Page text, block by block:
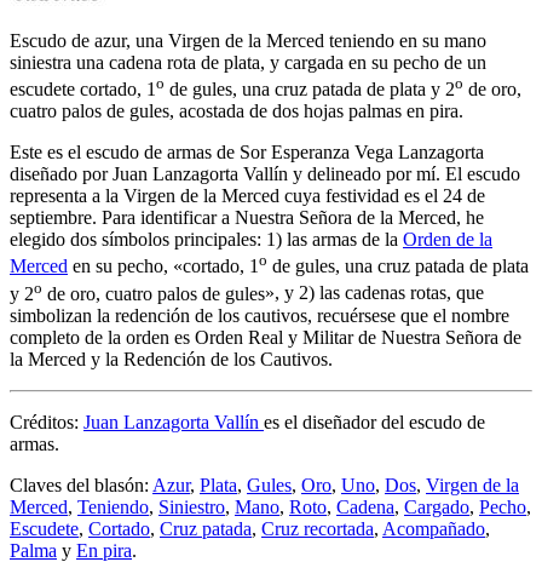
Escudo de azur, una Virgen de la Merced teniendo en su mano
siniestra una cadena rota de plata, y cargada en su pecho de un
escudete cortado, 1 o de gules, una cruz patada de plata y 2o de oro,
cuatro palos de gules, acostada de dos hojas palmas en pira.
Este es el escudo de armas de Sor Esperanza Vega Lanzagorta
diseñado por Juan Lanzagorta Vallín y delineado por mí. El escudo
representa a la Virgen de la Merced cuya festividad es el 24 de
septiembre. Para identificar a Nuestra Señora de la Merced, he
elegido dos símbolos principales: 1) las armas de la Orden de la
Merced en su pecho, «cortado, 1 o de gules, una cruz patada de plata
y 2o de oro, cuatro palos de gules», y 2) las cadenas rotas, que
simbolizan la redención de los cautivos, recuérsese que el nombre
completo de la orden es Orden Real y Militar de Nuestra Señora de
la Merced y la Redención de los Cautivos.
Créditos: Juan Lanzagorta Vallín es el diseñador del escudo de
armas.
Claves del blasón: Azur, Plata, Gules, Oro, Uno, Dos, Virgen de la
Merced, Teniendo, Siniestro, Mano, Roto, Cadena, Cargado, Pecho,
Escudete, Cortado, Cruz patada, Cruz recortada, Acompañado,
Palma y En pira.